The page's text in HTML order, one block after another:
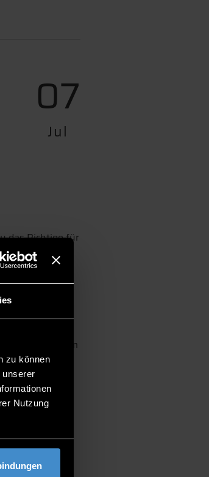
zu können
unserer
Nutzung
07
Jul
das Richtige für
Fragen live im